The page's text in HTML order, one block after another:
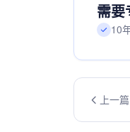
需要
10
上一